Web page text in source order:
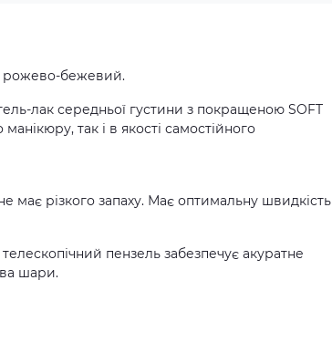
рожево-бежевий.
лак середньої густини з покращеною SOFT
так і в якості самостійного
має різкого запаху. Має оптимальну швидкість
пензель забезпечує акуратне
шари.